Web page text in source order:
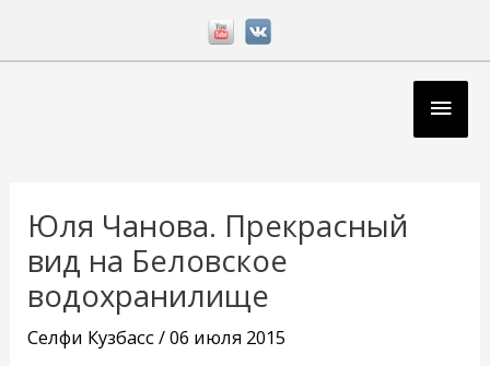
Юля Чанова. Прекрасный
вид на Беловское
водохранилище
Селфи Кузбасс/06 июля 2015
записям